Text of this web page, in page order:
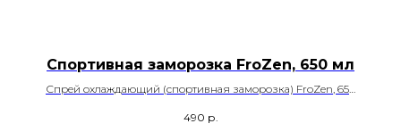
Спортивная заморозка FroZen, 650 мл
Спрей охлаждающий (спортивная заморозка) FroZen, 650
490 р.